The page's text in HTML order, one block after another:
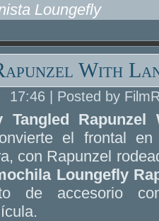
Loungefly
With
17:46 | Posted by
Tangled Rapunzel
el frontal
con Rapunzel
Loungefly
de accesorio